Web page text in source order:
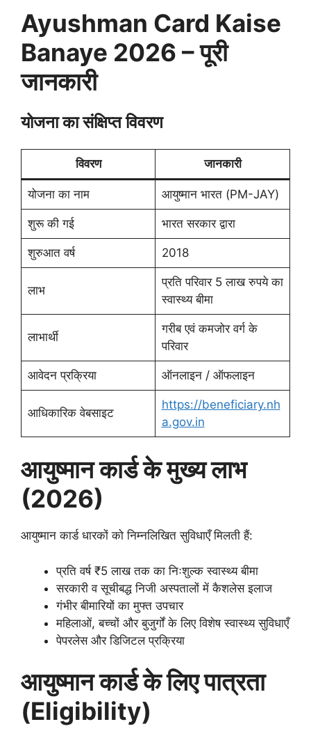
Ayushman Card Kaise
Banaye 2026 – पूरी
जानकारी
योजना का संक्षिप्त विवरण
विवरण जानकारी
योजना का नाम आयुष्मान भारत (PM-JAY)
शुरू की गई भारत सरकार द्वारा
शुरुआत वर्ष 2018
लाभ
प्रति परिवार 5 लाख रुपये का
स्वास्थ्य बीमा
लाभार्थी
गरीब एवं कमजोर वर्ग के
परिवार
आवेदन प्रक्रिया ऑनलाइन / ऑफलाइन
आधिकारिक वेबसाइट
https://beneficiary.nh
a.gov.in
आयुष्मान कार्ड के मुख्य लाभ
(2026)
आयुष्मान कार्ड धारकों को निम्नलिखित सुविधाएँ मिलती हैं:
प्रति वर्ष ₹5 लाख तक का निःशुल्क स्वास्थ्य बीमा
सरकारी व सूचीबद्ध निजी अस्पतालों में कैशलेस इलाज
गंभीर बीमारियों का मुफ्त उपचार
महिलाओं, बच्चों और बुजुर्गों के लिए विशेष स्वास्थ्य सुविधाएँ
पेपरलेस और डिजिटल प्रक्रिया
आयुष्मान कार्ड के लिए पात्रता
(Eligibility)